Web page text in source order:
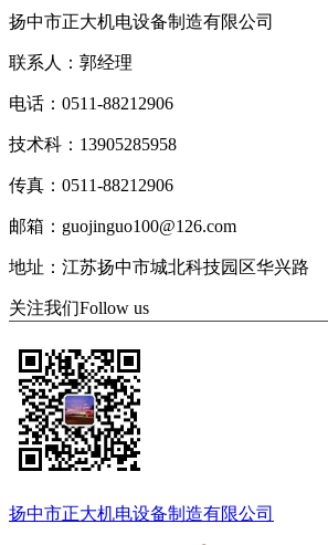
扬中市正大机电设备制造有限公司
联系人：郭经理
电话：0511-88212906
技术科：13905285958
传真：0511-88212906
邮箱：guojinguo100@126.com
地址：江苏扬中市城北科技园区华兴路
关注我们Follow us
扬中市正大机电设备制造有限公司